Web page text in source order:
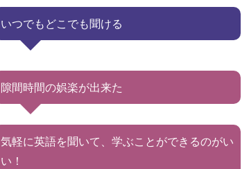
いつでもどこでも聞ける
隙間時間の娯楽が出来た
気軽に英語を聞いて、学ぶことができるのがい
い！